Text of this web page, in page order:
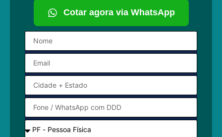
Cotar agora via WhatsApp